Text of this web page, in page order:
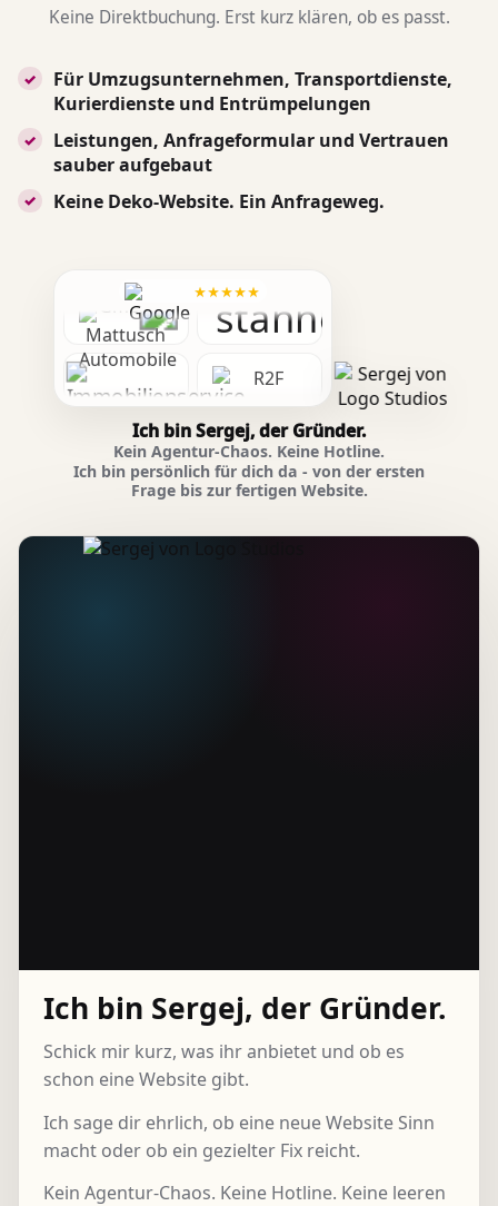
Keine Direktbuchung. Erst kurz klären, ob es passt.
✓
Für Umzugsunternehmen, Transportdienste,
Kurierdienste und Entrümpelungen
✓
Leistungen, Anfrageformular und Vertrauen
sauber aufgebaut
✓ Keine Deko-Website. Ein Anfrageweg.
★★★★★
Ich bin Sergej, der Gründer.
Kein Agentur-Chaos. Keine Hotline.
Ich bin persönlich für dich da - von der ersten
Frage bis zur fertigen Website.
Ich bin Sergej, der Gründer.
Schick mir kurz, was ihr anbietet und ob es
schon eine Website gibt.
Ich sage dir ehrlich, ob eine neue Website Sinn
macht oder ob ein gezielter Fix reicht.
Kein Agentur-Chaos. Keine Hotline. Keine leeren